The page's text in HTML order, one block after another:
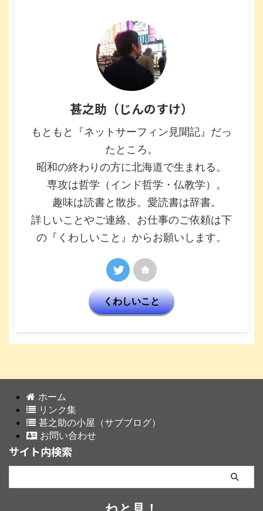
甚之助（じんのすけ）
もともと『ネットサーフィン見聞記』だっ
たところ。
昭和の終わりの方に北海道で生まれる。
専攻は哲学（インド哲学・仏教学）。
趣味は読書と散歩。愛読書は辞書。
詳しいことやご連絡、お仕事のご依頼は下
の『くわしいこと』からお願いします。
くわしいこと
ホーム
リンク集
甚之助の小屋（サブブログ）
お問い合わせ
サイト内検索